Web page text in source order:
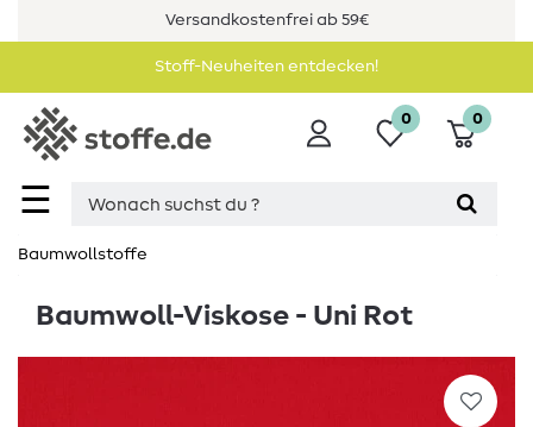
Versandkostenfrei ab 59€
Stoff-Neuheiten entdecken!
☰
0 0
Baumwollstoffe
Baumwoll-Viskose - Uni Rot